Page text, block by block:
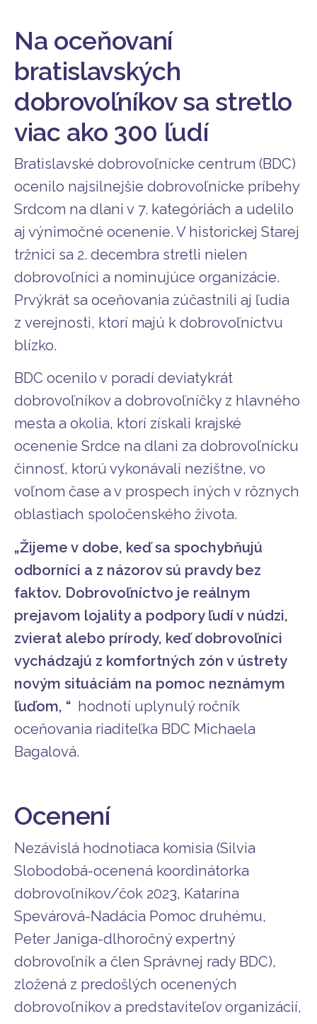
Na oceňovaní
bratislavských
dobrovoľníkov sa stretlo
viac ako 300 ľudí
Bratislavské dobrovoľnícke centrum (BDC)
ocenilo najsilnejšie dobrovoľnícke príbehy
Srdcom na dlani v 7. kategóriách a udelilo
aj výnimočné ocenenie. V historickej Starej
tržnici sa 2. decembra stretli nielen
dobrovoľníci a nominujúce organizácie.
Prvýkrát sa oceňovania zúčastnili aj ľudia
z verejnosti, ktorí majú k dobrovoľníctvu
blízko.
BDC ocenilo v poradí deviatykrát
dobrovoľníkov a dobrovoľníčky z hlavného
mesta a okolia, ktorí získali krajské
ocenenie Srdce na dlani za dobrovoľnícku
činnosť, ktorú vykonávali nezištne, vo
voľnom čase a v prospech iných v rôznych
oblastiach spoločenského života.
„Žijeme v dobe, keď sa spochybňujú
odborníci a z názorov sú pravdy bez
faktov. Dobrovoľníctvo je reálnym
prejavom lojality a podpory ľudí v núdzi,
zvierat alebo prírody, keď dobrovoľníci
vychádzajú z komfortných zón v ústrety
novým situáciám na pomoc neznámym
ľuďom, “ hodnotí uplynulý ročník
oceňovania riaditeľka BDC Michaela
Bagalová.
Ocenení
Nezávislá hodnotiaca komisia (Silvia
Slobodobá-ocenená koordinátorka
dobrovoľníkov/čok 2023, Katarína
Spevárová-Nadácia Pomoc druhému,
Peter Janiga-dlhoročný expertný
dobrovoľník a člen Správnej rady BDC),
zložená z predošlých ocenených
dobrovoľníkov a predstaviteľov organizácií,